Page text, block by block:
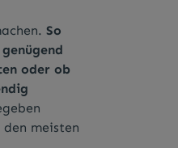
So
oder ob
meisten